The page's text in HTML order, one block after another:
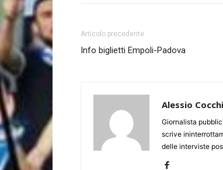
Articolo precedente
Info biglietti Empoli-Padova
Alessio Cocchi
Giornalista
scrive
delle interviste